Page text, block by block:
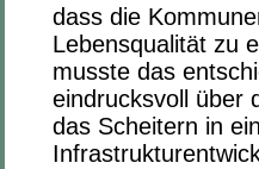
dass die
Lebensqualität zu
musste das
eindrucksvoll über
das Scheitern in